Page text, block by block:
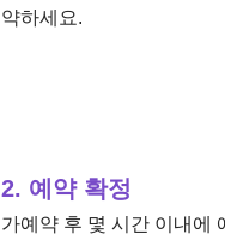
약하세요.
2. 예약 확정
가예약 후 몇 시간 이내에